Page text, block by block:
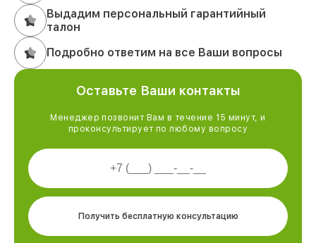
Выдадим персональный гарантийный
талон
Подробно ответим на все Ваши вопросы
Оставьте Ваши контакты
Менеджер позвонит Вам в течение 15 минут, и
проконсультирует по любому вопросу
Получить бесплатную консультацию